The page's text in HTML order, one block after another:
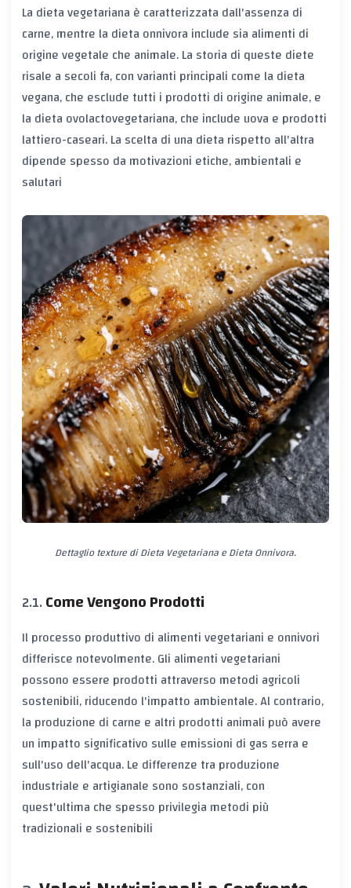
La dieta vegetariana è caratterizzata dall'assenza di
carne, mentre la dieta onnivora include sia alimenti di
origine vegetale che animale. La storia di queste diete
risale a secoli fa, con varianti principali come la dieta
vegana, che esclude tutti i prodotti di origine animale, e
la dieta ovolactovegetariana, che include uova e prodotti
lattiero-caseari. La scelta di una dieta rispetto all'altra
dipende spesso da motivazioni etiche, ambientali e
salutari
Dettaglio texture di Dieta Vegetariana e Dieta Onnivora.
Come Vengono Prodotti
Il processo produttivo di alimenti vegetariani e onnivori
differisce notevolmente. Gli alimenti vegetariani
possono essere prodotti attraverso metodi agricoli
sostenibili, riducendo l'impatto ambientale. Al contrario,
la produzione di carne e altri prodotti animali può avere
un impatto significativo sulle emissioni di gas serra e
sull'uso dell'acqua. Le differenze tra produzione
industriale e artigianale sono sostanziali, con
quest'ultima che spesso privilegia metodi più
tradizionali e sostenibili